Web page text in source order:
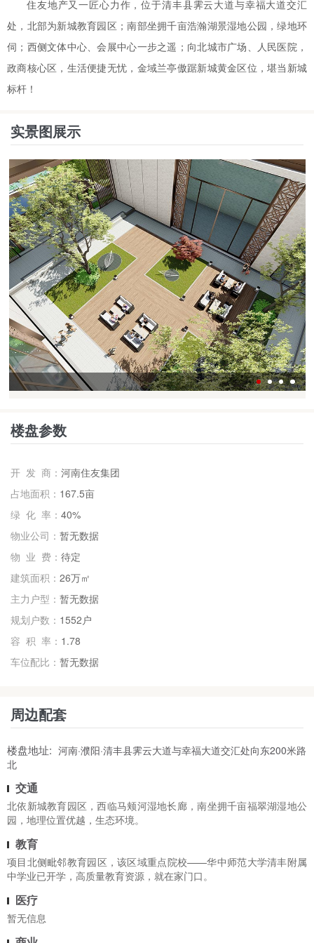
住友地产又一匠心力作，位于清丰县霁云大道与幸福大道交汇
处，北部为新城教育园区；南部坐拥千亩浩瀚湖景湿地公园，绿地环
伺；西侧文体中心、会展中心一步之遥；向北城市广场、人民医院，
政商核心区，生活便捷无忧，金域兰亭傲踞新城黄金区位，堪当新城
标杆！
实景图展示
楼盘参数
开 发 商： 河南住友集团
占地面积： 167.5亩
绿 化 率： 40%
物业公司： 暂无数据
物 业 费： 待定
建筑面积： 26万㎡
主力户型： 暂无数据
规划户数： 1552户
容 积 率： 1.78
车位配比： 暂无数据
周边配套
楼盘地址: 河南·濮阳·清丰县霁云大道与幸福大道交汇处向东200米路
北
交通
北依新城教育园区，西临马颊河湿地长廊，南坐拥千亩福翠湖湿地公
园，地理位置优越，生态环境。
教育
项目北侧毗邻教育园区，该区域重点院校——华中师范大学清丰附属
中学业已开学，高质量教育资源，就在家门口。
医疗
暂无信息